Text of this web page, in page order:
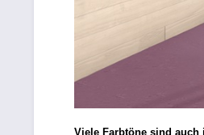
Viele Farbtöne sind